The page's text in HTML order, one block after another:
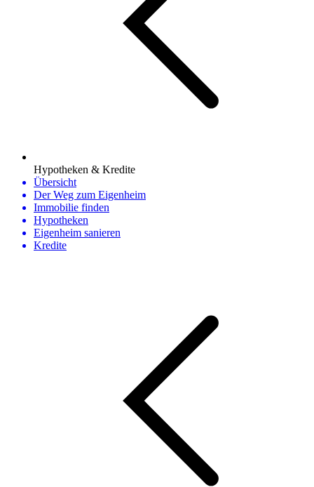
Hypotheken & Kredite
Übersicht
Der Weg zum Eigenheim
Immobilie finden
Hypotheken
Eigenheim sanieren
Kredite